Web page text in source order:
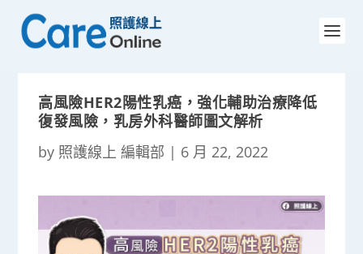
高風險HER2陽性乳癌，強化輔助治療降低
復發風險，乳房外科醫師圖文解析
by 照護線上 編輯部 | 6 月 22, 2022